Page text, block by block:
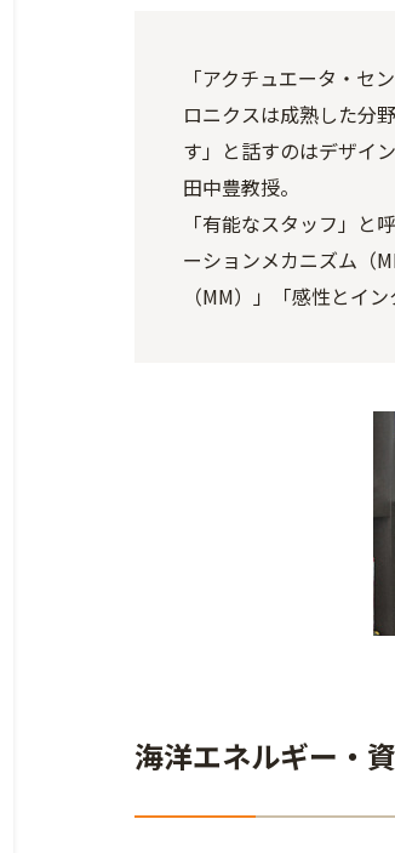
「アクチュエータ・セ
ロニクスは成熟した分
す」と話すのはデザイ
田中豊教授。
「有能なスタッフ」
ーションメカニズム（
（MM）」「感性とイ
海洋エネルギー・